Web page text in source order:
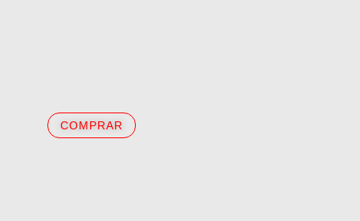
COMPRAR